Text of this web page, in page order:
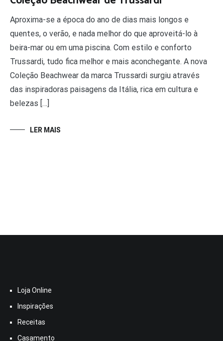
Aproxima-se a época do ano de dias mais longos e
quentes, o verão, e nada melhor do que aproveitá-lo à
beira-mar ou em uma piscina. Com estilo e conforto
Trussardi, tudo fica melhor e mais aconchegante. A nova
Coleção Beachwear da marca Trussardi surgiu através
das inspiradoras paisagens da Itália, rica em cultura e
belezas […]
LER MAIS
Loja Online
Inspirações
Receitas
Casamento